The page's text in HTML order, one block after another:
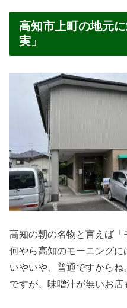
高知市上町の地元
実」
高知の朝の名物と言えば「
何やら高知のモーニングに
いやいや、普通ですからね
ですが、味噌汁が無いお店